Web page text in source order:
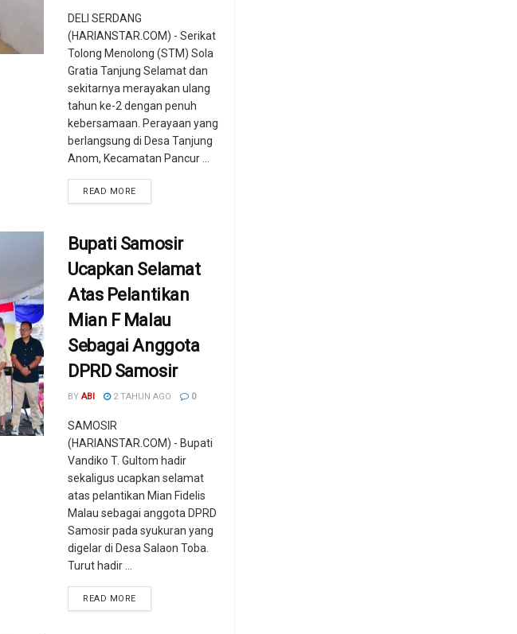
DELI SERDANG
(HARIANSTAR.COM) - Serikat
Tolong Menolong (STM) Sola
Gratia Tanjung Selamat dan
sekitarnya merayakan ulang
tahun ke-2 dengan penuh
kebersamaan. Perayaan yang
berlangsung di Desa Tanjung
Anom, Kecamatan Pancur ...
READ MORE
Bupati Samosir
Ucapkan Selamat
Atas Pelantikan
Mian F Malau
Sebagai Anggota
DPRD Samosir
BY ABI 2 TAHUN AGO 0
SAMOSIR
(HARIANSTAR.COM) - Bupati
Vandiko T. Gultom hadir
sekaligus ucapkan selamat
atas pelantikan Mian Fidelis
Malau sebagai anggota DPRD
Samosir pada syukuran yang
digelar di Desa Salaon Toba.
Turut hadir ...
READ MORE